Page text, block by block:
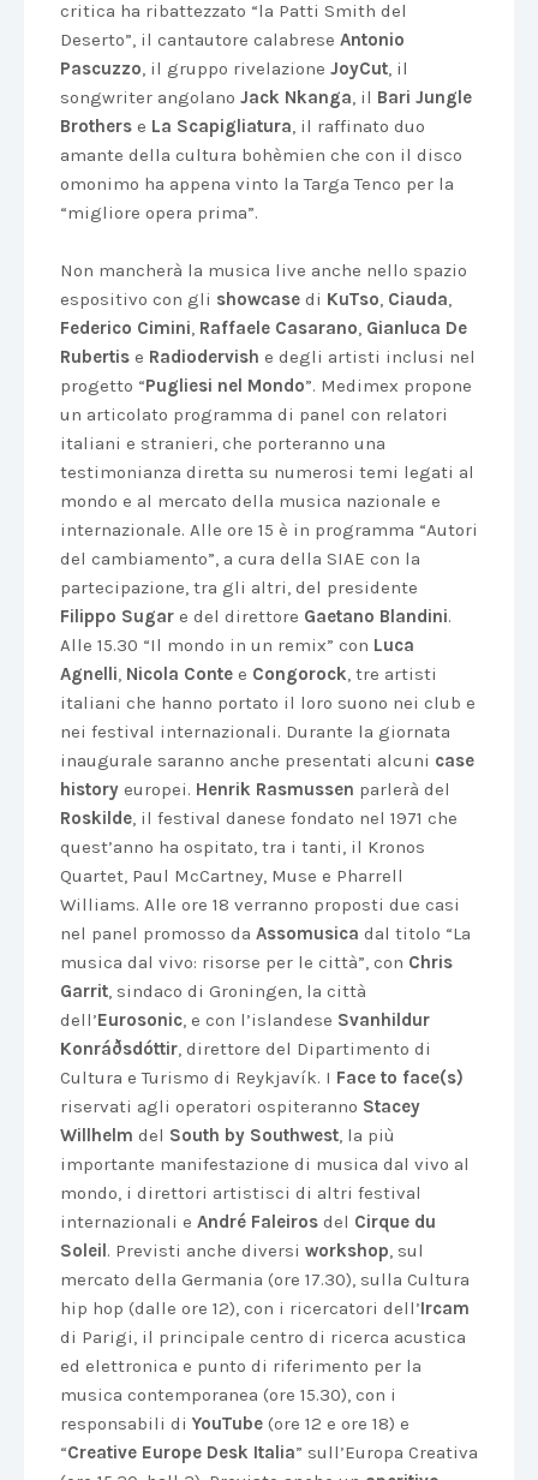
critica ha ribattezzato “la Patti Smith del
Deserto”, il cantautore calabrese Antonio
Pascuzzo, il gruppo rivelazione JoyCut, il
songwriter angolano Jack Nkanga, il Bari Jungle
Brothers e La Scapigliatura, il raffinato duo
amante della cultura bohèmien che con il disco
omonimo ha appena vinto la Targa Tenco per la
“migliore opera prima”.
Non mancherà la musica live anche nello spazio
espositivo con gli showcase di KuTso, Ciauda,
Federico Cimini, Raffaele Casarano, Gianluca De
Rubertis e Radiodervish e degli artisti inclusi nel
progetto “Pugliesi nel Mondo”. Medimex propone
un articolato programma di panel con relatori
italiani e stranieri, che porteranno una
testimonianza diretta su numerosi temi legati al
mondo e al mercato della musica nazionale e
internazionale. Alle ore 15 è in programma “Autori
del cambiamento”, a cura della SIAE con la
partecipazione, tra gli altri, del presidente
Filippo Sugar e del direttore Gaetano Blandini.
Alle 15.30 “Il mondo in un remix” con Luca
Agnelli, Nicola Conte e Congorock, tre artisti
italiani che hanno portato il loro suono nei club e
nei festival internazionali. Durante la giornata
inaugurale saranno anche presentati alcuni case
history europei. Henrik Rasmussen parlerà del
Roskilde, il festival danese fondato nel 1971 che
quest’anno ha ospitato, tra i tanti, il Kronos
Quartet, Paul McCartney, Muse e Pharrell
Williams. Alle ore 18 verranno proposti due casi
nel panel promosso da Assomusica dal titolo “La
musica dal vivo: risorse per le città”, con Chris
Garrit, sindaco di Groningen, la città
dell’Eurosonic, e con l’islandese Svanhildur
Konráðsdóttir, direttore del Dipartimento di
Cultura e Turismo di Reykjavík. I Face to face(s)
riservati agli operatori ospiteranno Stacey
Willhelm del South by Southwest, la più
importante manifestazione di musica dal vivo al
mondo, i direttori artistisci di altri festival
internazionali e André Faleiros del Cirque du
Soleil. Previsti anche diversi workshop, sul
mercato della Germania (ore 17.30), sulla Cultura
hip hop (dalle ore 12), con i ricercatori dell’Ircam
di Parigi, il principale centro di ricerca acustica
ed elettronica e punto di riferimento per la
musica contemporanea (ore 15.30), con i
responsabili di YouTube (ore 12 e ore 18) e
“Creative Europe Desk Italia” sull’Europa Creativa